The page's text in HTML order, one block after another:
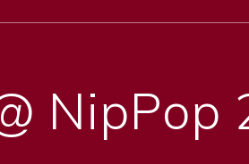
NipPop